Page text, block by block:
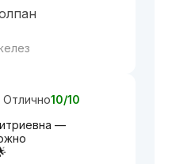
Отлично10/10
—